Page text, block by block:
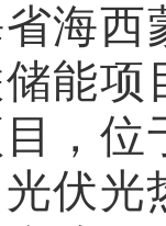
海西
能项
，位
伏光